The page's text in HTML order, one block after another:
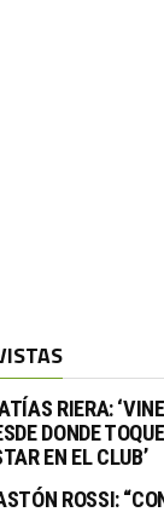
RIERA:
DONDE
EN EL CLUB’
ROSSI: